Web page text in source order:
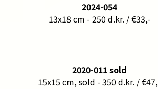
2024-054
13x18 cm - 250 d.kr. / €33,-
2020-011 sold
15x15 cm, sold - 350 d.kr. /